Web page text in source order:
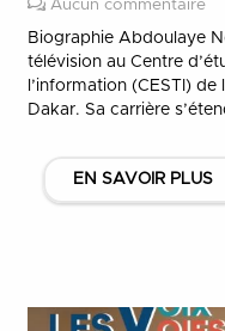
Aucun commentaire
Biographie Abdoulaye
télévision au Centre
l’information (CESTI)
Dakar. Sa carrière
EN SAVOIR PLUS